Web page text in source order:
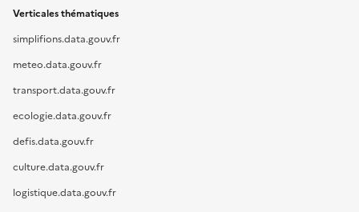
Verticales thématiques
simplifions.data.gouv.fr
meteo.data.gouv.fr
transport.data.gouv.fr
ecologie.data.gouv.fr
defis.data.gouv.fr
culture.data.gouv.fr
logistique.data.gouv.fr